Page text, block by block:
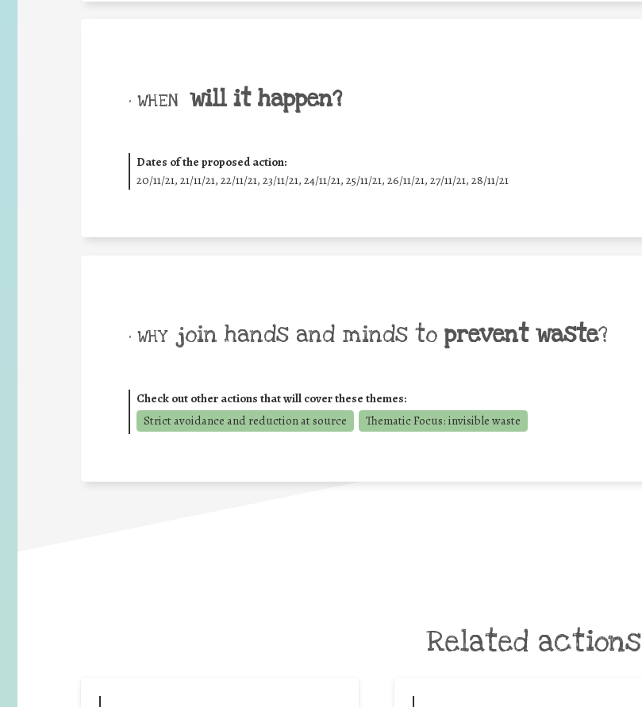
• WHEN will it happen?
Dates of the proposed action:
20/11/21, 21/11/21, 22/11/21, 23/11/21, 24/11/21, 25/11/21, 26/11/21, 27/11/21, 28/11/21
• WHY join hands and minds to prevent waste?
Check out other actions that will cover these themes:
Strict avoidance and reduction at source
Thematic Focus: invisible waste
Related actions